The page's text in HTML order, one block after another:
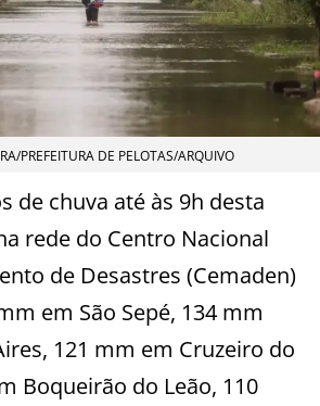
PREFEITURA DE PELOTAS/ARQUIVO
de chuva até às 9h desta
rede do Centro Nacional
de Desastres (Cemaden)
em São Sepé, 134 mm
121 mm em Cruzeiro do
Boqueirão do Leão, 110